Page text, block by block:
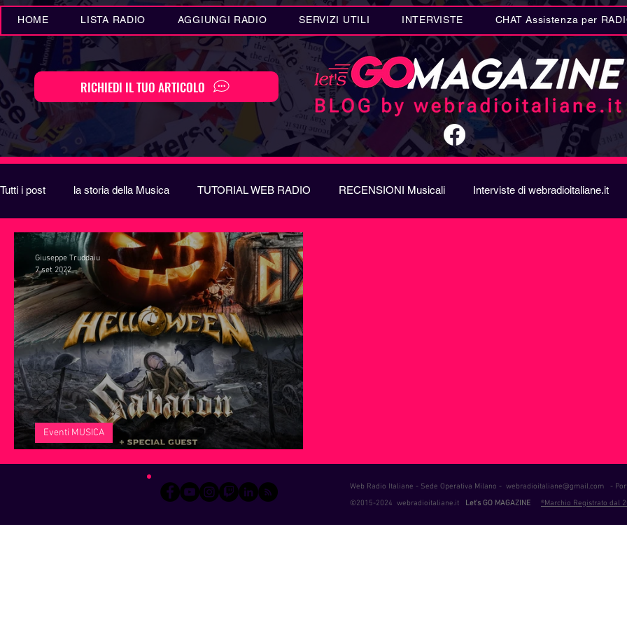
HOME LISTA RADIO AGGIUNGI RADIO SERVIZI UTILI INTERVISTE CHAT Assistenza per
RICHIEDI IL TUO ARTICOLO
Tutti i post la storia della Musica TUTORIAL WEB RADIO RECENSIONI Musicali Interviste di webradioitaliane.it
Eventi MUSICA Novità MUSICA Curiosità MUSICA
Festival di Sanremo Arte REPORT EUROVISION SONG CONTEST
Servizi offerti da WRI Halloween Natale Notizie Musica
It's Helloween
Eventi MUSICA
Giuseppe Truddaiu
7 set 2022
Web Radio Italiane - Sede Operativa Milano - webradioitaliane@gmail.com -
©2015-2024 webradioitaliane.it Let's GO MAGAZINE ®Marchio Registrato dal